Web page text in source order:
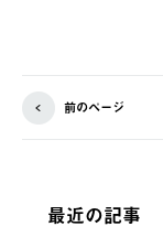
前のページ
最近の記事